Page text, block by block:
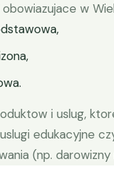
w
i uslug,
edukacyjne
(np.